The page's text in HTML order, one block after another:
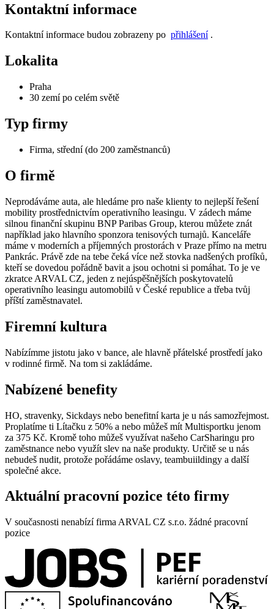
Kontaktní informace
Kontaktní informace budou zobrazeny po přihlášení.
Lokalita
Praha
30 zemí po celém světě
Typ firmy
Firma, střední (do 200 zaměstnanců)
O firmě
Neprodáváme auta, ale hledáme pro naše klienty to nejlepší řešení
mobility prostřednictvím operativního leasingu. V zádech máme
silnou finanční skupinu BNP Paribas Group, kterou můžete znát
například jako hlavního sponzora tenisových turnajů. Kanceláře
máme v moderních a příjemných prostorách v Praze přímo na metru
Pankrác. Právě zde na tebe čeká více než stovka nadšených profíků,
kteří se dovedou pořádně bavit a jsou ochotni si pomáhat. To je ve
zkratce ARVAL CZ, jeden z nejúspěšnějších poskytovatelů
operativního leasingu automobilů v České republice a třeba tvůj
příští zaměstnavatel.
Firemní kultura
Nabízímme jistotu jako v bance, ale hlavně přátelské prostředí jako
v rodinné firmě. Na tom si zakládáme.
Nabízené benefity
HO, stravenky, Sickdays nebo benefitní karta je u nás samozřejmost.
Proplatíme ti Lítačku z 50% a nebo můžeš mít Multisportku jenom
za 375 Kč. Kromě toho můžeš využívat našeho CarSharingu pro
zaměstnance nebo využít slev na naše produkty. Určitě se u nás
nebudeš nudit, protože pořádáme oslavy, teambuiildingy a další
společné akce.
Aktuální pracovní pozice této firmy
V současnosti nenabízí firma ARVAL CZ s.r.o. žádné pracovní
pozice